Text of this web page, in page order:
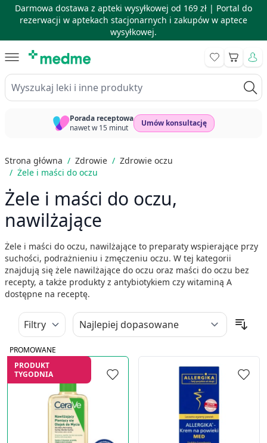
Darmowa dostawa z apteki wysyłkowej od 169 zł | Portal do
rezerwacji w aptekach stacjonarnych i zakupów w aptece
wysyłkowej.
Wyszukaj leki i inne produkty
Koszyk
Porada receptowa
nawet w 15 minut
Umów konsultację
Strona główna / Zdrowie / Zdrowie oczu
/ Żele i maści do oczu
Żele i maści do oczu,
nawilżające
Żele i maści do oczu, nawilżające to preparaty wspierające przy
suchości, podrażnieniu i zmęczeniu oczu. W tej kategorii
znajdują się żele nawilżające do oczu oraz maści do oczu bez
recepty, a także produkty z antybiotykiem czy witaminą A
dostępne na receptę.
Filtry
PROMOWANE
PRODUKT
TYGODNIA